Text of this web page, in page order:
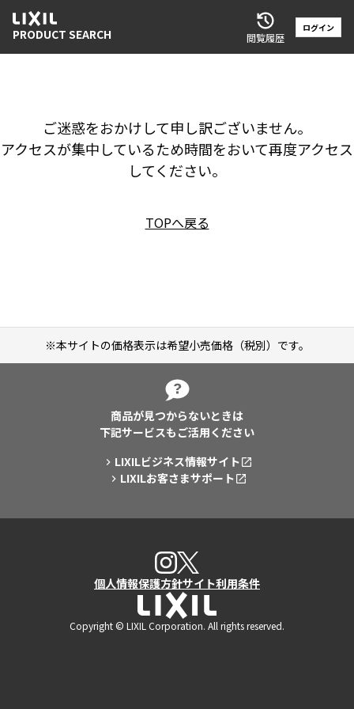
PRODUCT SEARCH 閲覧履歴
ログイン
ご迷惑をおかけして申し訳ございません。
アクセスが集中しているため時間をおいて再度アクセス
してください。
TOPへ戻る
※本サイトの価格表示は希望小売価格（税別）です。
商品が見つからないときは
下記サービスもご活用ください
LIXILビジネス情報サイト
LIXILお客さまサポート
Instagram
X
個人情報保護方針サイト利用条件
LIXIL
Copyright © LIXIL Corporation. All rights reserved.